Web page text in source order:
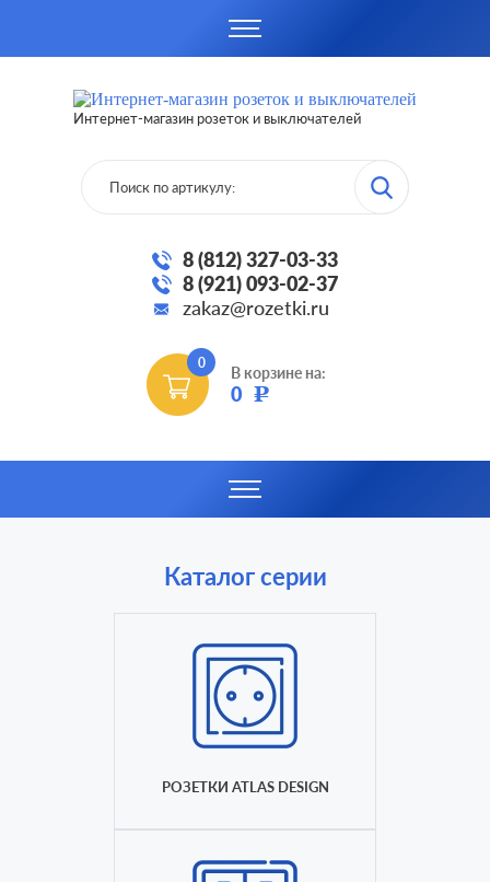
Интернет-магазин розеток и выключателей
8 (812) 327-03-33
8 (921) 093-02-37
zakaz@rozetki.ru
0
В корзине на:
0 Р
Каталог серии
РОЗЕТКИ ATLAS DESIGN